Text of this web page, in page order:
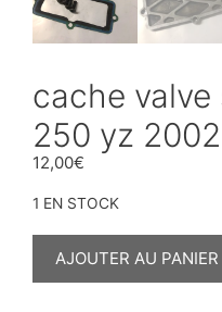
cache
250 yz
12,00€
1 EN STOCK
QUANTITÉ
AJOUTER AU PANIER